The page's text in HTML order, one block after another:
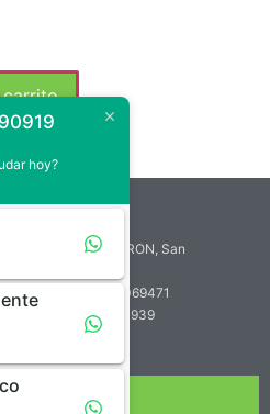
carrito
Calle A, Edif. AKRON, San
+58 (414) 7069471
+58 (412) 2760939
EMPRESA
hoy?